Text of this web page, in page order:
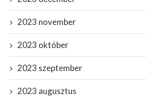
2023 november
2023 október
2023 szeptember
2023 augusztus